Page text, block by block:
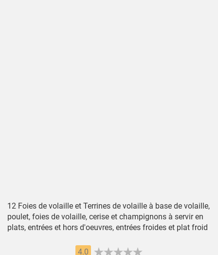
12 Foies de volaille et Terrines de volaille à base de volaille,
poulet, foies de volaille, cerise et champignons à servir en
plats, entrées et hors d'oeuvres, entrées froides et plat froid
4.0